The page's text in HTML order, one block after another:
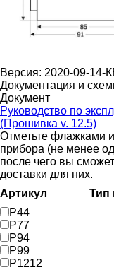
Версия: 2020-09-14-
Документация и
Документ
Руководство по
(Прошивка v. 12.5)
Отметьте флажками
прибора (не менее
после чего вы
доставки для них.
Артикул
Тип
P44
P77
P94
P99
P1212